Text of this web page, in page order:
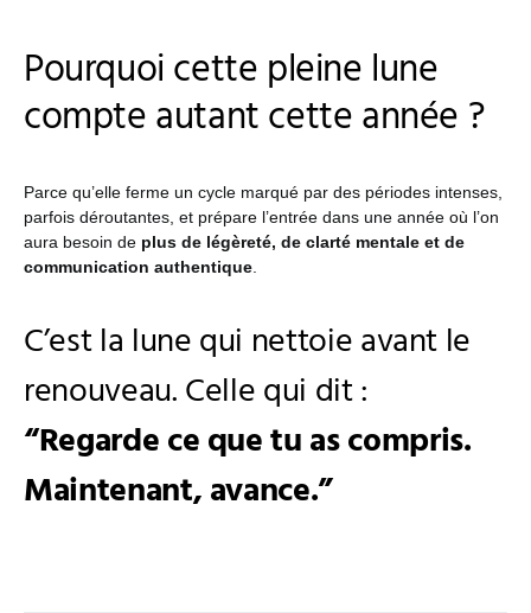
Pourquoi cette pleine lune
compte autant cette année ?
Parce qu’elle ferme un cycle marqué par des périodes intenses,
parfois déroutantes, et prépare l’entrée dans une année où l’on
aura besoin de plus de légèreté, de clarté mentale et de
communication authentique.
C’est la lune qui nettoie avant le
renouveau. Celle qui dit :
“Regarde ce que tu as compris.
Maintenant, avance.”